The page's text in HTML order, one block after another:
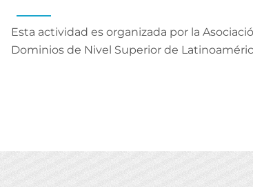
Esta actividad es organizada por la
Dominios de Nivel Superior de